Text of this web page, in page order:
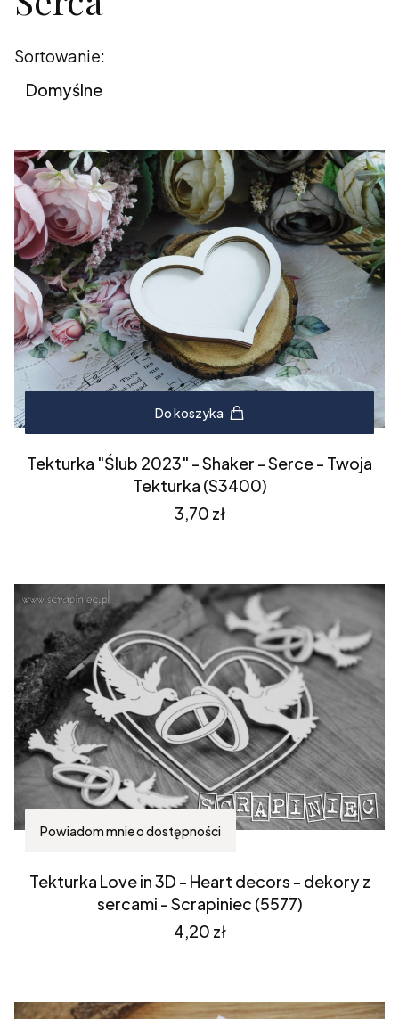
Lista produktów
Sortowanie:
Domyślne
Do koszyka
Tekturka "Ślub 2023" - Shaker - Serce - Twoja
Tekturka (S3400)
Cena
3,70 zł
Powiadom mnie o dostępności
Tekturka Love in 3D - Heart decors - dekory z
sercami - Scrapiniec (5577)
Cena
4,20 zł